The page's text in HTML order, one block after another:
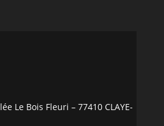
Le Bois Fleuri – 77410 CLAYE-